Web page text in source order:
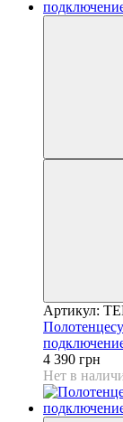
Артикул:
4 390 грн
Нет в